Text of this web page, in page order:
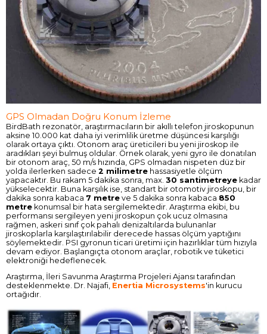
GPS Olmadan Doğru Konum İzleme
BirdBath rezonatör, araştırmacıların bir akıllı telefon jiroskopunun
aksine 10.000 kat daha iyi verimlilik üretme düşüncesi karşılığı
olarak ortaya çıktı. Otonom araç üreticileri bu yeni jiroskop ile
aradıkları şeyi bulmuş oldular. Örnek olarak, yeni gyro ile donatılan
bir otonom araç, 50 m/s hızında, GPS olmadan nispeten düz bir
yolda ilerlerken sadece 2 milimetre hassasiyetle ölçüm
yapacaktır. Bu rakam 5 dakika sonra, max. 30 santimetreye kadar
yükselecektir. Buna karşılık ise, standart bir otomotiv jiroskopu, bir
dakika sonra kabaca 7 metre ve 5 dakika sonra kabaca 850
metre konumsal bir hata sergilemektedir. Araştırma ekibi, bu
performansı sergileyen yeni jiroskopun çok ucuz olmasına
rağmen, askeri sınıf çok pahalı denizaltılarda bulunanlar
jiroskoplarla karşılaştırılabilir derecede hassas ölçüm yaptığını
söylemektedir. PSI gyronun ticari üretimi için hazırlıklar tüm hızıyla
devam ediyor. Başlangıçta otonom araçlar, robotik ve tüketici
elektroniği hedeflenecek.
Araştırma, İleri Savunma Araştırma Projeleri Ajansı tarafından
desteklenmekte. Dr. Najafi, Enertia Microsystems'in kurucu
ortağıdır.